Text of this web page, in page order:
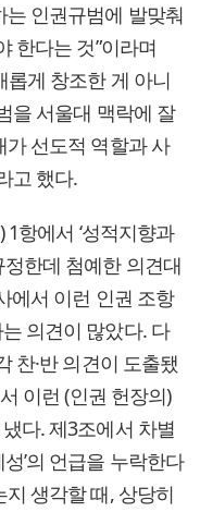
인권규범에 발맞춰
한다는 것”이라며
롭게 창조한 게 아니
을 서울대 맥락에 잘
선도적 역할과 사
고 했다.
항에서 ‘성적지향과
한데 첨예한 의견대
에서 이런 인권 조항
의견이 많았다. 다
찬·반 의견이 도출됐
이런 (인권 헌장의)
다. 제3조에서 차별
’의 언급을 누락한다
생각할 때, 상당히